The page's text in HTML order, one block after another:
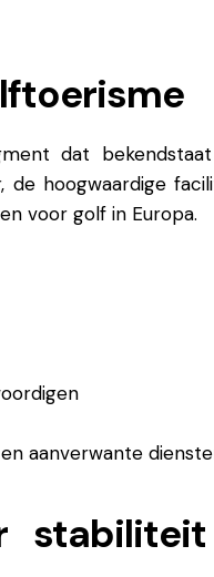
dat
hoogwaardige
voor golf in Europa.
aanverwante